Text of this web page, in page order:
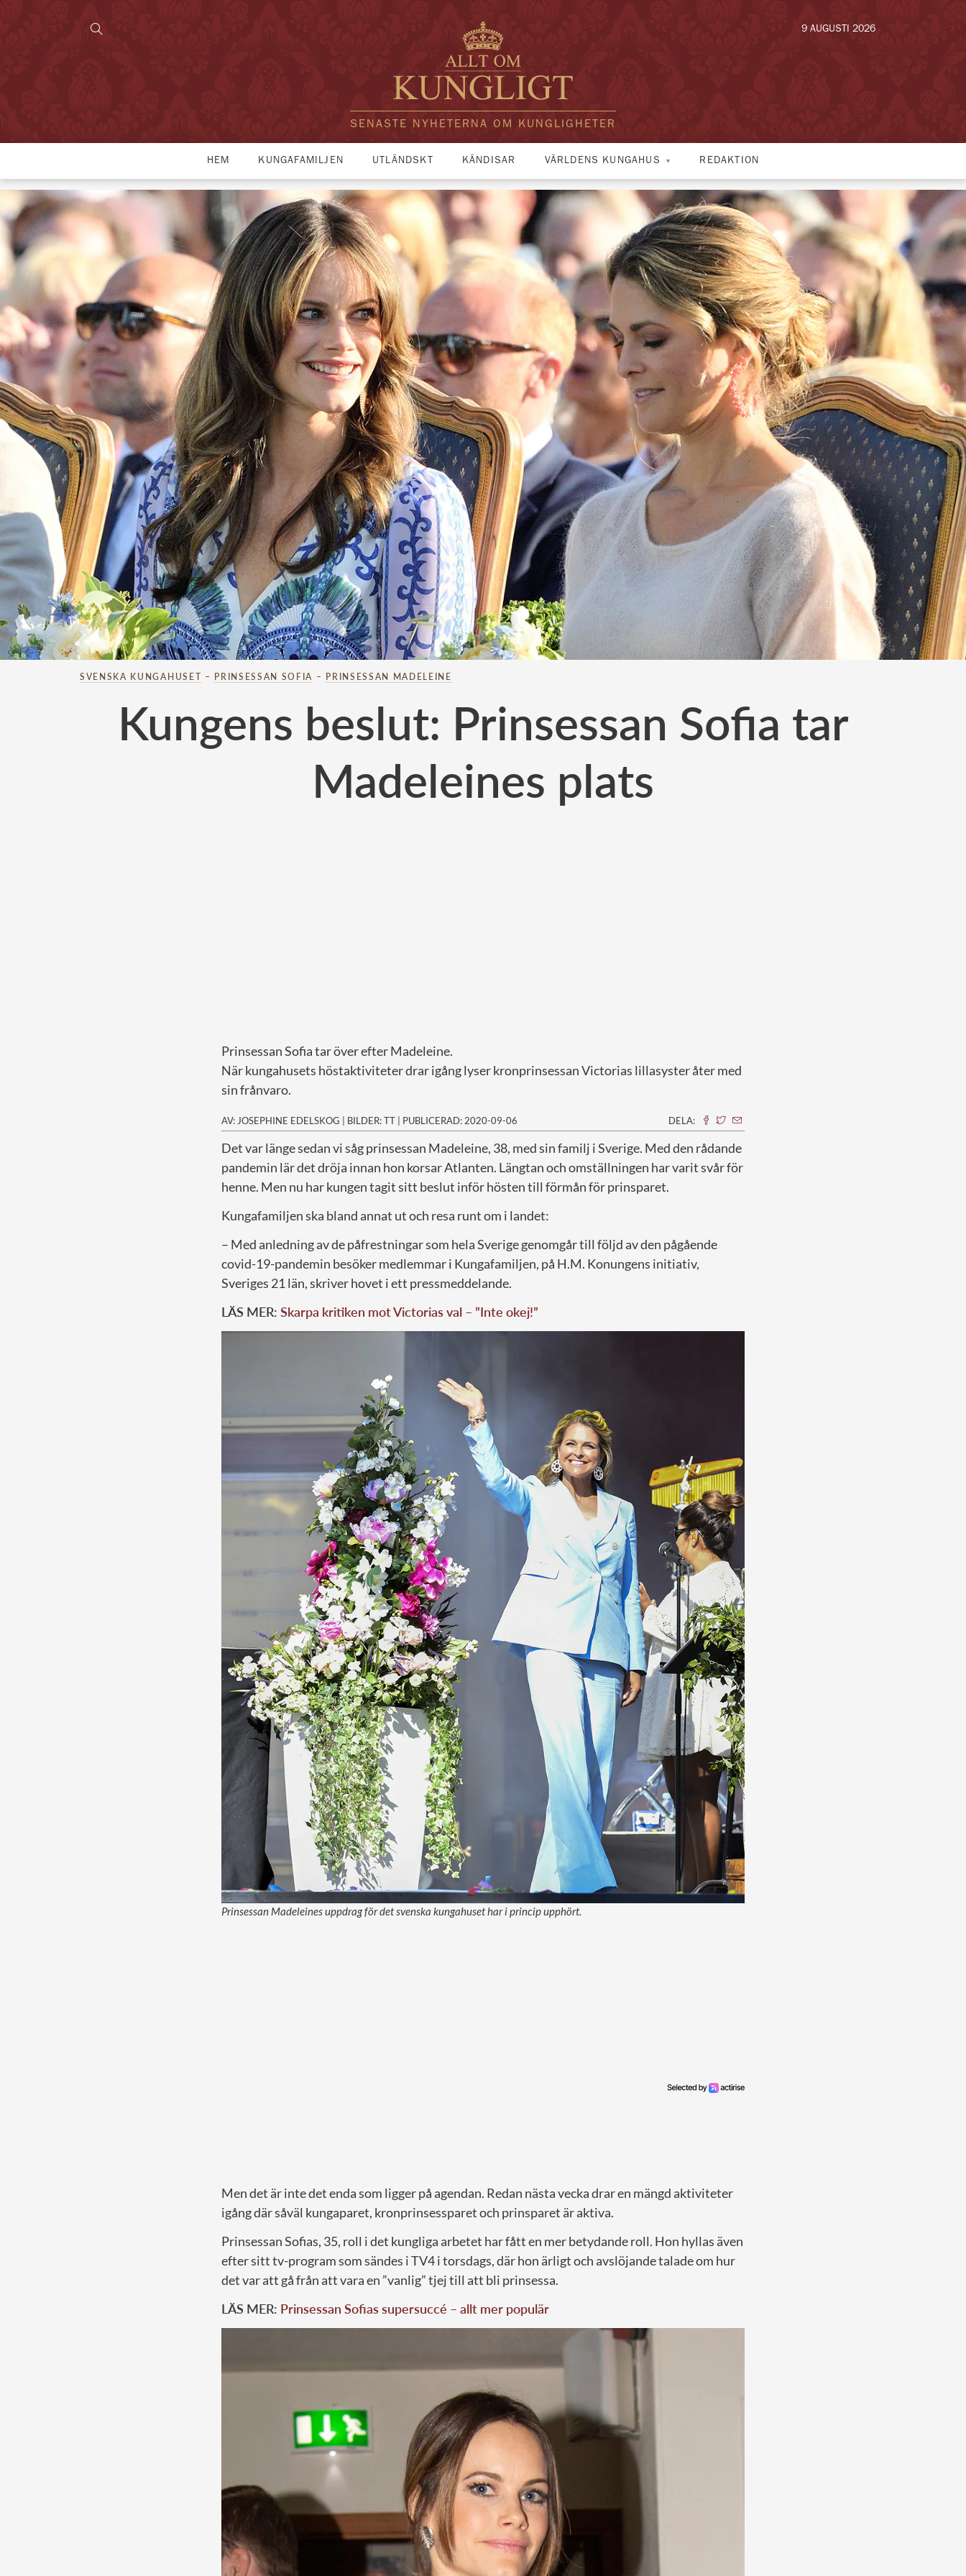
SENASTE NYHETERNA OM KUNGLIGHETER
9 AUGUSTI 2026
HEM KUNGAFAMILJEN UTLÄNDSKT KÄNDISAR VÄRLDENS KUNGAHUS REDAKTION
SVENSKA KUNGAHUSET – PRINSESSAN SOFIA – PRINSESSAN MADELEINE
Kungens beslut: Prinsessan Sofia tar
Madeleines plats
Prinsessan Sofia tar över efter Madeleine.
När kungahusets höstaktiviteter drar igång lyser kronprinsessan Victorias lillasyster åter med
sin frånvaro.
AV: JOSEPHINE EDELSKOG | BILDER: TT | PUBLICERAD: 2020-09-06 DELA:
Det var länge sedan vi såg prinsessan Madeleine, 38, med sin familj i Sverige. Med den rådande
pandemin lär det dröja innan hon korsar Atlanten. Längtan och omställningen har varit svår för
henne. Men nu har kungen tagit sitt beslut inför hösten till förmån för prinsparet.
Kungafamiljen ska bland annat ut och resa runt om i landet:
– Med anledning av de påfrestningar som hela Sverige genomgår till följd av den pågående
covid-19-pandemin besöker medlemmar i Kungafamiljen, på H.M. Konungens initiativ,
Sveriges 21 län, skriver hovet i ett pressmeddelande.
LÄS MER: Skarpa kritiken mot Victorias val – ”Inte okej!”
Prinsessan Madeleines uppdrag för det svenska kungahuset har i princip upphört.
Men det är inte det enda som ligger på agendan. Redan nästa vecka drar en mängd aktiviteter
igång där såväl kungaparet, kronprinsessparet och prinsparet är aktiva.
Prinsessan Sofias, 35, roll i det kungliga arbetet har fått en mer betydande roll. Hon hyllas även
efter sitt tv-program som sändes i TV4 i torsdags, där hon ärligt och avslöjande talade om hur
det var att gå från att vara en ”vanlig” tjej till att bli prinsessa.
LÄS MER: Prinsessan Sofias supersuccé – allt mer populär